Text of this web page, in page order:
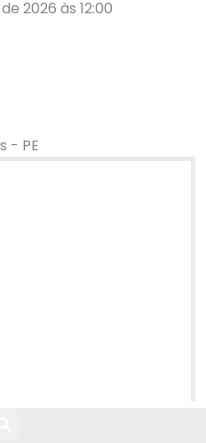
2026 às 12:00
- PE